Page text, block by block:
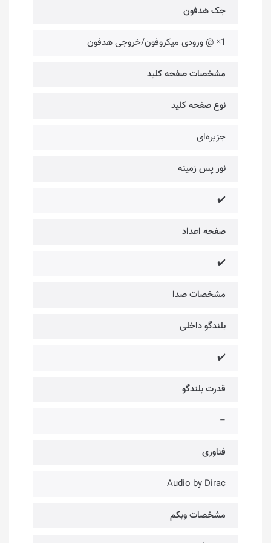
جک هدفون
1× @ ورودی میکروفون/خروجی هدفون
مشخصات صفحه کلید
نوع صفحه کلید
جزیره‌ای
نور پس زمینه
✔️
صفحه اعداد
✔️
مشخصات صدا
بلندگو داخلی
✔️
قدرت بلندگو
–
فناوری‌
Audio by Dirac
مشخصات وبکم